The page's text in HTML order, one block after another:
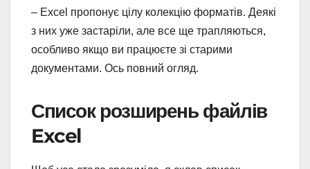
– Excel пропонує цілу колекцію форматів. Деякі
з них уже застаріли, але все ще трапляються,
особливо якщо ви працюєте зі старими
документами. Ось повний огляд.
Список розширень файлів
Excel